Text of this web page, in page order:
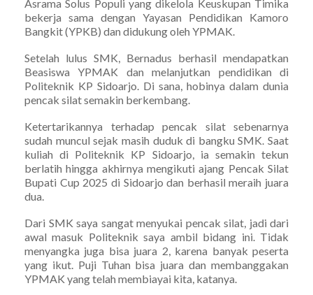
Asrama Solus Populi yang dikelola Keuskupan Timika
bekerja sama dengan Yayasan Pendidikan Kamoro
Bangkit (YPKB) dan didukung oleh YPMAK.
Setelah lulus SMK, Bernadus berhasil mendapatkan
Beasiswa YPMAK dan melanjutkan pendidikan di
Politeknik KP Sidoarjo. Di sana, hobinya dalam dunia
pencak silat semakin berkembang.
Ketertarikannya terhadap pencak silat sebenarnya
sudah muncul sejak masih duduk di bangku SMK. Saat
kuliah di Politeknik KP Sidoarjo, ia semakin tekun
berlatih hingga akhirnya mengikuti ajang Pencak Silat
Bupati Cup 2025 di Sidoarjo dan berhasil meraih juara
dua.
Dari SMK saya sangat menyukai pencak silat, jadi dari
awal masuk Politeknik saya ambil bidang ini. Tidak
menyangka juga bisa juara 2, karena banyak peserta
yang ikut. Puji Tuhan bisa juara dan membanggakan
YPMAK yang telah membiayai kita, katanya.